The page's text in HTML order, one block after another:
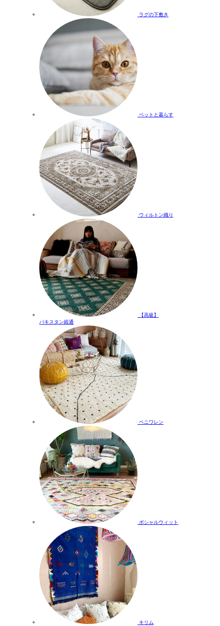
ラグの下敷き
ペットと暮らす
ウィルトン織り
【高級】
パキスタン緞通
ベニワレン
ボシャルウィット
キリム